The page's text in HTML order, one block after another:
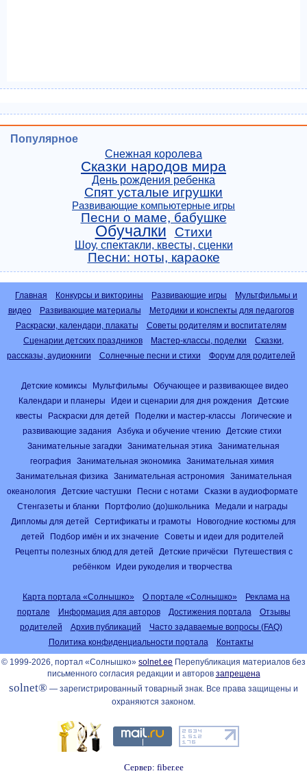
Популярное
Снежная королева
Сказки народов мира
День рождения ребенка
Спят усталые игрушки
Развивающие компьютерные игры
Песни о маме, бабушке
Обучалки Стихи
Шоу, спектакли, квесты, сценки
Песни: ноты, караоке
Главная Конкурсы и викторины Развивающие игры
Мультфильмы и
видео
Развивающие материалы
Методики и конспекты для педагогов
Раскраски, календари, плакаты
Советы родителям и воспитателям
Сценарии детских праздников
Мастер-классы, поделки
Сказки,
рассказы, аудиокниги
Солнечные песни и стихи Форум для родителей
Детские комиксы Мультфильмы
Обучающее и развивающее видео
Календари и планеры
Идеи и сценарии для дня рождения
Детские
квесты
Раскраски для детей Поделки и мастер-классы
Логические и
развивающие задания
Азбука и обучение чтению
Детские стихи
Занимательные загадки
Занимательная этика
Занимательная
география
Занимательная экономика
Занимательная химия
Занимательная физика
Занимательная астрономия
Занимательная
океанология
Детские частушки Песни с нотами
Сказки в аудиоформате
Стенгазеты и бланки
Портфолио (до)школьника
Медали и награды
Дипломы для детей
Сертификаты и грамоты
Новогодние костюмы для
детей
Подбор имён и их значение
Советы и идеи для родителей
Рецепты полезных блюд для детей
Детские причёски
Путешествия с
ребёнком
Идеи рукоделия и творчества
Карта портала «Солнышко» О портале «Солнышко»
Реклама на
портале
Информация для авторов Достижения портала
Отзывы
родителей
Архив публикаций
Часто задаваемые вопросы (FAQ)
Политика конфиденциальности портала
Контакты
© 1999-2026, портал «Солнышко» solnet.ee Перепубликация материалов без
письменного согласия редакции и авторов запрещена
solnet® — зарегистрированный товарный знак. Все права защищены и
охраняются законом.
Сервер: fiber.ee